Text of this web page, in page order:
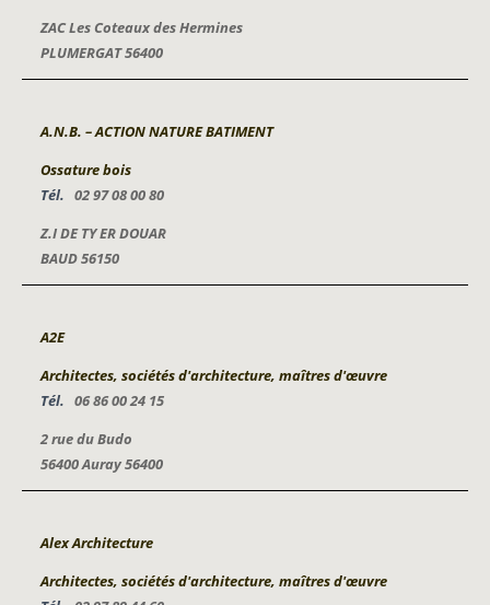
ZAC Les Coteaux des Hermines
PLUMERGAT 56400
A.N.B. – ACTION NATURE BATIMENT
Ossature bois
Tél. 02 97 08 00 80
Z.I DE TY ER DOUAR
BAUD 56150
A2E
Architectes, sociétés d'architecture, maîtres d'œuvre
Tél. 06 86 00 24 15
2 rue du Budo
56400 Auray 56400
Alex Architecture
Architectes, sociétés d'architecture, maîtres d'œuvre